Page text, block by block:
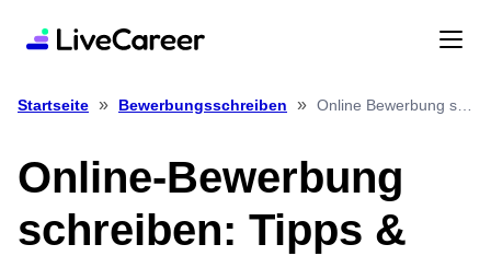
Startseite » Bewerbungsschreiben »
Online-Bewerbung
schreiben: Tipps &